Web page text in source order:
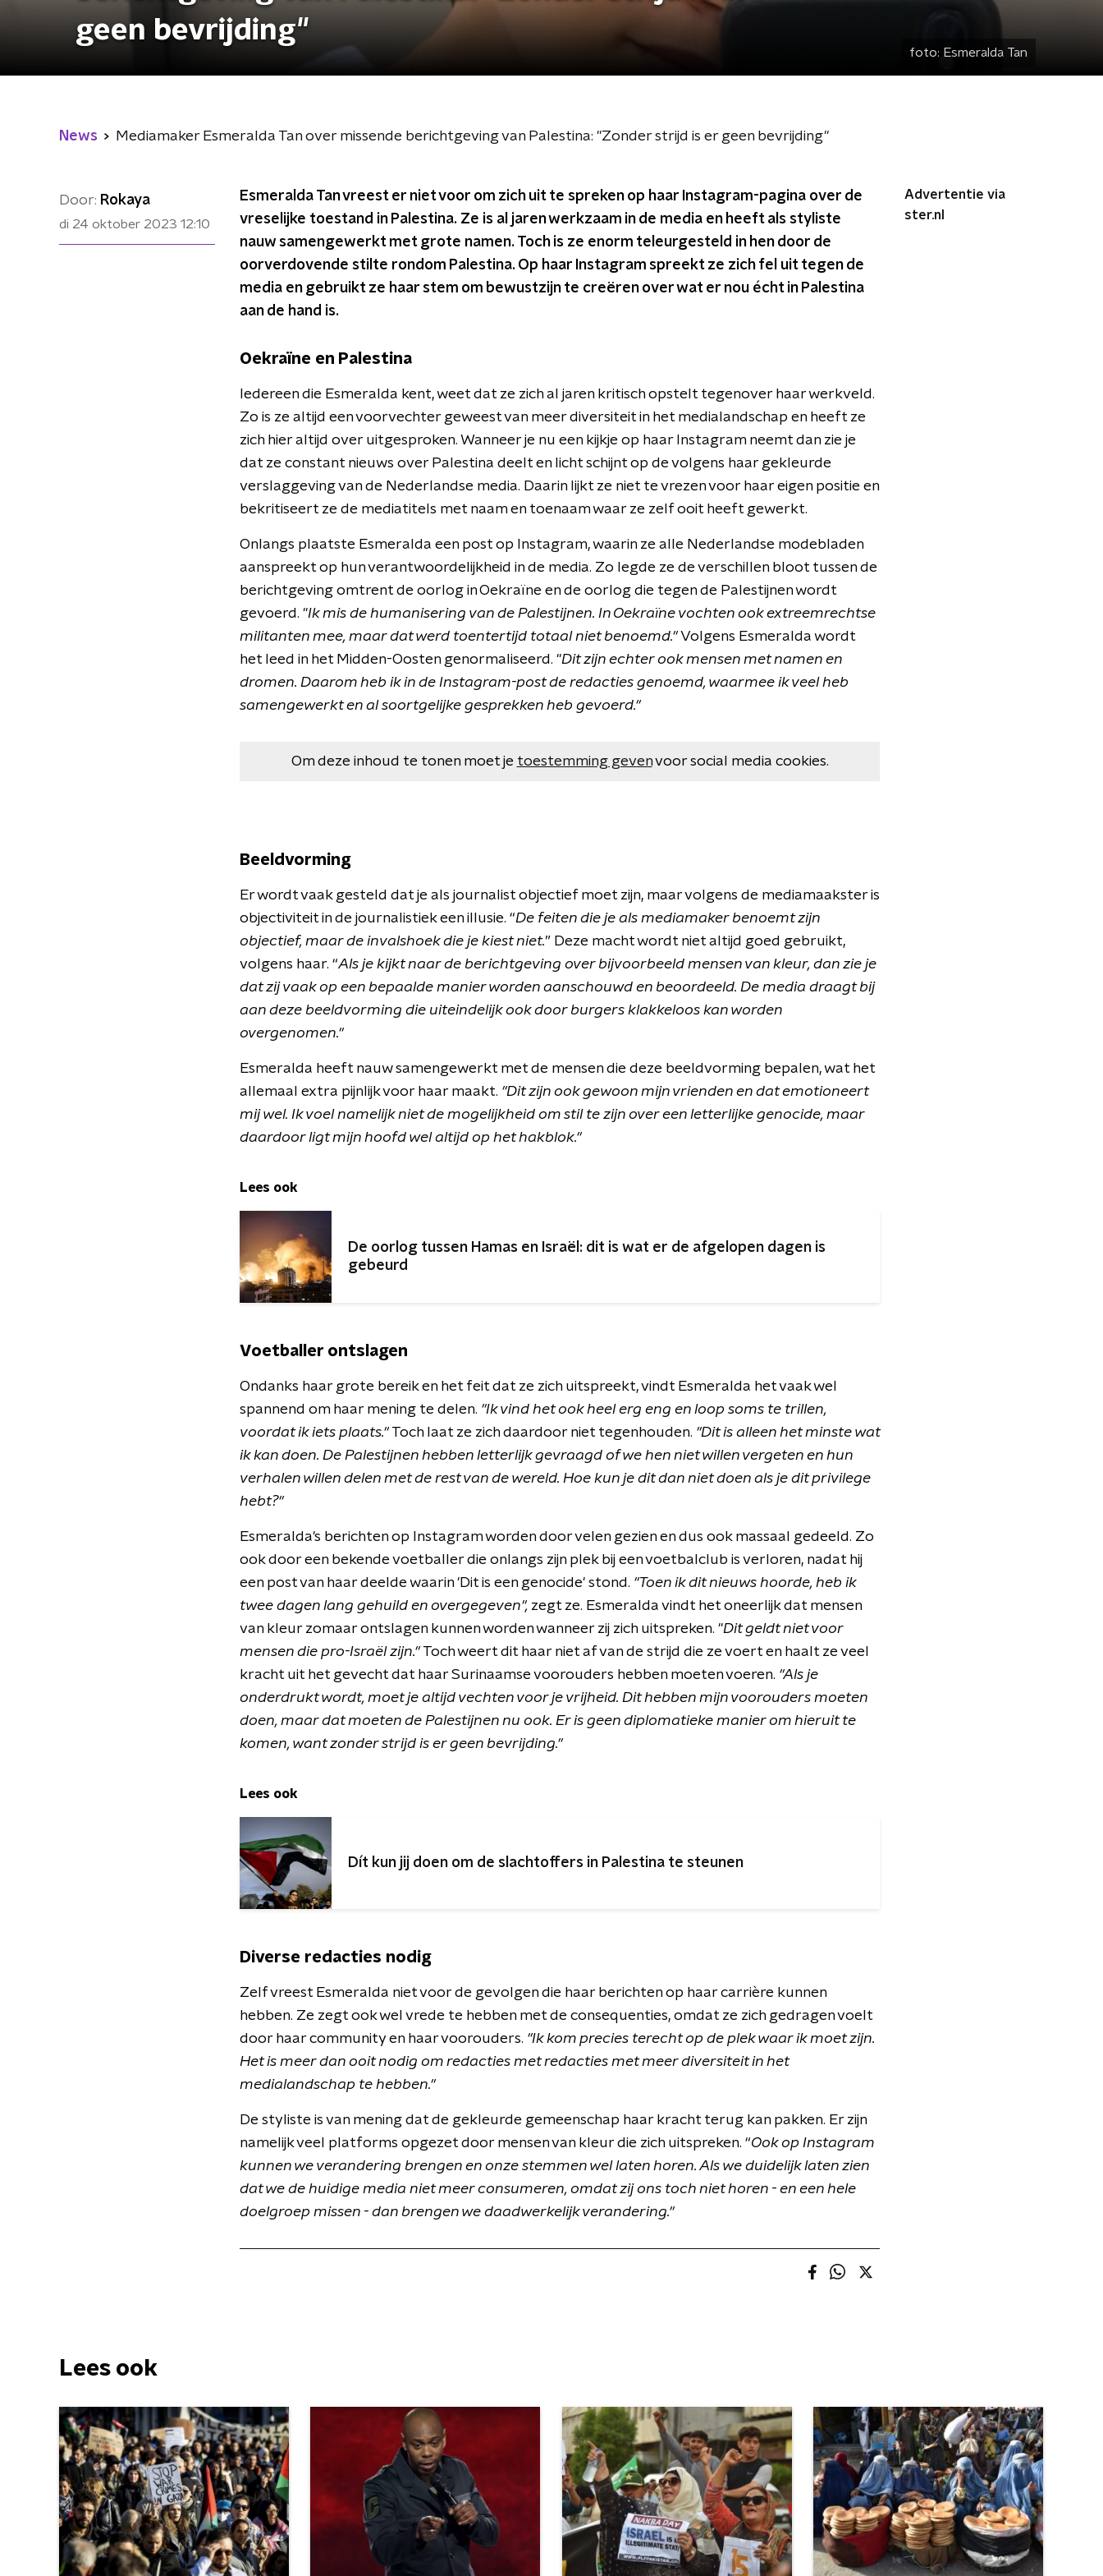
geen bevrijding"
foto: Esmeralda Tan
News Mediamaker Esmeralda Tan over missende berichtgeving van Palestina: "Zonder strijd is er geen bevrijding"
Door: Rokaya
di 24 oktober 2023 12:10
Esmeralda Tan vreest er niet voor om zich uit te spreken op haar Instagram-pagina over de
vreselijke toestand in Palestina. Ze is al jaren werkzaam in de media en heeft als styliste
nauw samengewerkt met grote namen. Toch is ze enorm teleurgesteld in hen door de
oorverdovende stilte rondom Palestina. Op haar Instagram spreekt ze zich fel uit tegen de
media en gebruikt ze haar stem om bewustzijn te creëren over wat er nou écht in Palestina
aan de hand is.
Oekraïne en Palestina
Iedereen die Esmeralda kent, weet dat ze zich al jaren kritisch opstelt tegenover haar werkveld.
Zo is ze altijd een voorvechter geweest van meer diversiteit in het medialandschap en heeft ze
zich hier altijd over uitgesproken. Wanneer je nu een kijkje op haar Instagram neemt dan zie je
dat ze constant nieuws over Palestina deelt en licht schijnt op de volgens haar gekleurde
verslaggeving van de Nederlandse media. Daarin lijkt ze niet te vrezen voor haar eigen positie en
bekritiseert ze de mediatitels met naam en toenaam waar ze zelf ooit heeft gewerkt.
Onlangs plaatste Esmeralda een post op Instagram, waarin ze alle Nederlandse modebladen
aanspreekt op hun verantwoordelijkheid in de media. Zo legde ze de verschillen bloot tussen de
berichtgeving omtrent de oorlog in Oekraïne en de oorlog die tegen de Palestijnen wordt
gevoerd. "Ik mis de humanisering van de Palestijnen. In Oekraïne vochten ook extreemrechtse
militanten mee, maar dat werd toentertijd totaal niet benoemd."Volgens Esmeralda wordt
het leed in het Midden-Oosten genormaliseerd. "Dit zijn echter ook mensen met namen en
dromen. Daarom heb ik in de Instagram-post de redacties genoemd, waarmee ik veel heb
samengewerkt en al soortgelijke gesprekken heb gevoerd."
Om deze inhoud te tonen moet je toestemming gevenvoor social media cookies.
Beeldvorming
Er wordt vaak gesteld dat je als journalist objectief moet zijn, maar volgens de mediamaakster is
objectiviteit in de journalistiek een illusie. “De feiten die je als mediamaker benoemt zijn
objectief, maar de invalshoek die je kiest niet.” Deze macht wordt niet altijd goed gebruikt,
volgens haar. “Als je kijkt naar de berichtgeving over bijvoorbeeld mensen van kleur, dan zie je
dat zij vaak op een bepaalde manier worden aanschouwd en beoordeeld. De media draagt bij
aan deze beeldvorming die uiteindelijk ook door burgers klakkeloos kan worden
overgenomen."
Esmeralda heeft nauw samengewerkt met de mensen die deze beeldvorming bepalen, wat het
allemaal extra pijnlijk voor haar maakt. "Dit zijn ook gewoon mijn vrienden en dat emotioneert
mij wel. Ik voel namelijk niet de mogelijkheid om stil te zijn over een letterlijke genocide, maar
daardoor ligt mijn hoofd wel altijd op het hakblok."
Lees ook
De oorlog tussen Hamas en Israël: dit is wat er de afgelopen dagen is
gebeurd
Voetballer ontslagen
Ondanks haar grote bereik en het feit dat ze zich uitspreekt, vindt Esmeralda het vaak wel
spannend om haar mening te delen. "Ik vind het ook heel erg eng en loop soms te trillen,
voordat ik iets plaats." Toch laat ze zich daardoor niet tegenhouden. "Dit is alleen het minste wat
ik kan doen. De Palestijnen hebben letterlijk gevraagd of we hen niet willen vergeten en hun
verhalen willen delen met de rest van de wereld. Hoe kun je dit dan niet doen als je dit privilege
hebt?"
Esmeralda's berichten op Instagram worden door velen gezien en dus ook massaal gedeeld. Zo
ook door een bekende voetballer die onlangs zijn plek bij een voetbalclub is verloren, nadat hij
een post van haar deelde waarin 'Dit is een genocide' stond. "Toen ik dit nieuws hoorde, heb ik
twee dagen lang gehuild en overgegeven", zegt ze. Esmeralda vindt het oneerlijk dat mensen
van kleur zomaar ontslagen kunnen worden wanneer zij zich uitspreken. "Dit geldt niet voor
mensen die pro-Israël zijn." Toch weert dit haar niet af van de strijd die ze voert en haalt ze veel
kracht uit het gevecht dat haar Surinaamse voorouders hebben moeten voeren. "Als je
onderdrukt wordt, moet je altijd vechten voor je vrijheid. Dit hebben mijn voorouders moeten
doen, maar dat moeten de Palestijnen nu ook. Er is geen diplomatieke manier om hieruit te
komen, want zonder strijd is er geen bevrijding."
Lees ook
Dít kun jij doen om de slachtoffers in Palestina te steunen
Diverse redacties nodig
Zelf vreest Esmeralda niet voor de gevolgen die haar berichten op haar carrière kunnen
hebben. Ze zegt ook wel vrede te hebben met de consequenties, omdat ze zich gedragen voelt
door haar community en haar voorouders. "Ik kom precies terecht op de plek waar ik moet zijn.
Het is meer dan ooit nodig om redacties met redacties met meer diversiteit in het
medialandschap te hebben."
De styliste is van mening dat de gekleurde gemeenschap haar kracht terug kan pakken. Er zijn
namelijk veel platforms opgezet door mensen van kleur die zich uitspreken. “Ook op Instagram
kunnen we verandering brengen en onze stemmen wel laten horen. Als we duidelijk laten zien
dat we de huidige media niet meer consumeren, omdat zij ons toch niet horen - en een hele
doelgroep missen - dan brengen we daadwerkelijk verandering."
Advertentie via
ster.nl
Lees ook